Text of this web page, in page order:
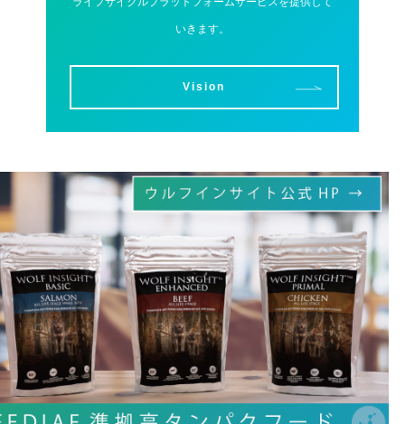
いきます。
Vision